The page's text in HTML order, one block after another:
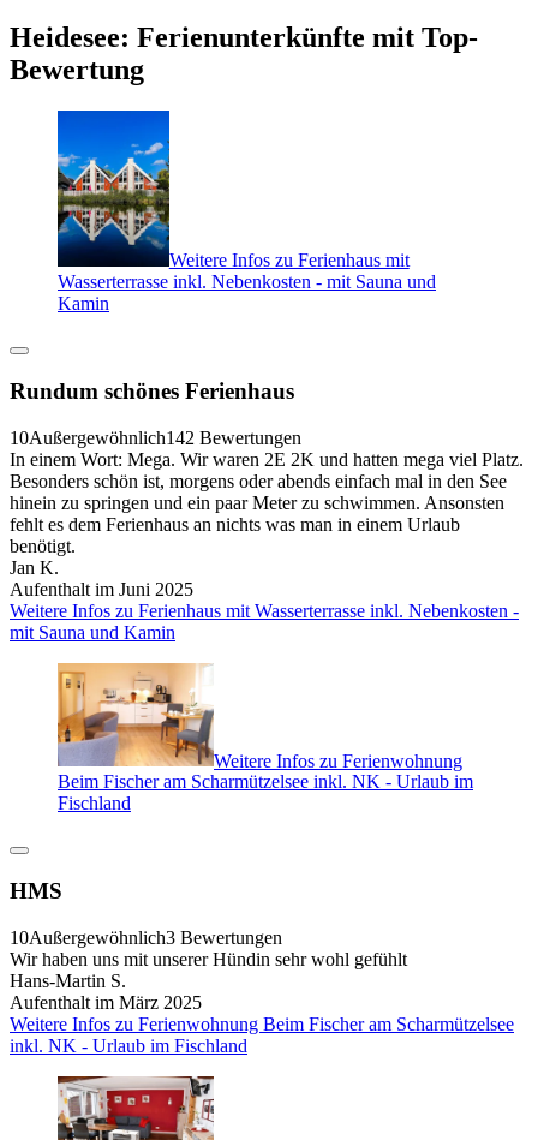
Heidesee: Ferienunterkünfte mit Top-
Bewertung
Weitere Infos zu Ferienhaus mit
Wasserterrasse inkl. Nebenkosten - mit Sauna und
Kamin
Rundum schönes Ferienhaus
10Außergewöhnlich142 Bewertungen
In einem Wort: Mega. Wir waren 2E 2K und hatten mega viel Platz.
Besonders schön ist, morgens oder abends einfach mal in den See
hinein zu springen und ein paar Meter zu schwimmen. Ansonsten
fehlt es dem Ferienhaus an nichts was man in einem Urlaub
benötigt.
Jan K.
Aufenthalt im Juni 2025
Weitere Infos zu Ferienhaus mit Wasserterrasse inkl. Nebenkosten -
mit Sauna und Kamin
Weitere Infos zu Ferienwohnung
Beim Fischer am Scharmützelsee inkl. NK - Urlaub im
Fischland
HMS
10Außergewöhnlich3 Bewertungen
Wir haben uns mit unserer Hündin sehr wohl gefühlt
Hans-Martin S.
Aufenthalt im März 2025
Weitere Infos zu Ferienwohnung Beim Fischer am Scharmützelsee
inkl. NK - Urlaub im Fischland